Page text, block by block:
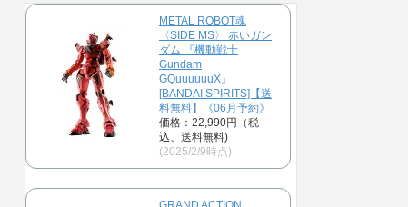
METAL ROBOT魂
〈SIDE MS〉 赤いガン
ダム 『機動戦士
Gundam
GQuuuuuuX』
[BANDAI SPIRITS]【送
料無料】《06月予約》
価格：22,990円（税
込、送料無料)
(2025/2/9時点)